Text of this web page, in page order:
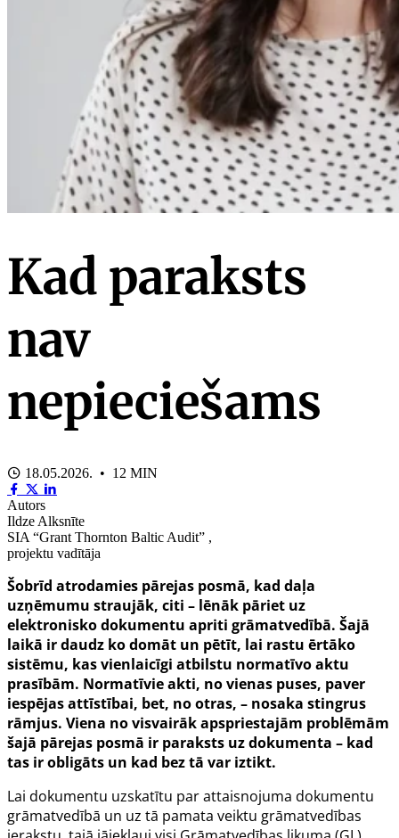
Kad paraksts
nav
nepieciešams
18.05.2026. • 12 MIN
Autors
Ildze Alksnīte
SIA “Grant Thornton Baltic Audit” ,
projektu vadītāja
Šobrīd atrodamies pārejas posmā, kad daļa
uzņēmumu straujāk, citi – lēnāk pāriet uz
elektronisko dokumentu apriti grāmatvedībā. Šajā
laikā ir daudz ko domāt un pētīt, lai rastu ērtāko
sistēmu, kas vienlaicīgi atbilstu normatīvo aktu
prasībām. Normatīvie akti, no vienas puses, paver
iespējas attīstībai, bet, no otras, – nosaka stingrus
rāmjus. Viena no visvairāk apspriestajām problēmām
šajā pārejas posmā ir paraksts uz dokumenta – kad
tas ir obligāts un kad bez tā var iztikt.
Lai dokumentu uzskatītu par attaisnojuma dokumentu
grāmatvedībā un uz tā pamata veiktu grāmatvedības